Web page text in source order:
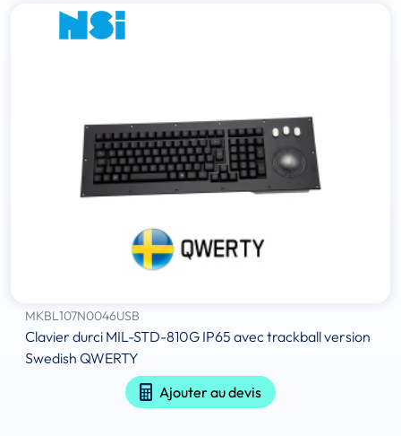
MKBL107N0046USB
Clavier durci MIL-STD-810G IP65 avec trackball version
Swedish QWERTY
Ajouter au devis